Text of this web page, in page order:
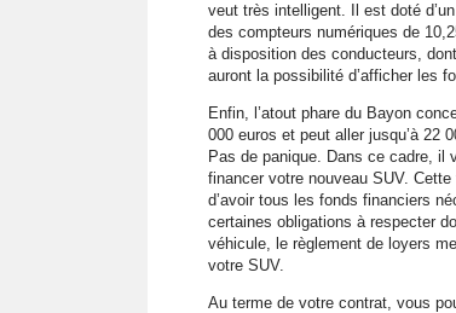
veut très intelligent. Il est doté
des compteurs numériques de
à disposition des conducteurs,
auront la possibilité d’afficher les
Enfin, l’atout phare du Bayon
000 euros et peut aller jusqu’à 22
Pas de panique. Dans ce cadre, il
financer votre nouveau SUV.
d’avoir tous les fonds financiers
certaines obligations à respecter
véhicule, le règlement de loyers
votre SUV.
Au terme de votre contrat, vous